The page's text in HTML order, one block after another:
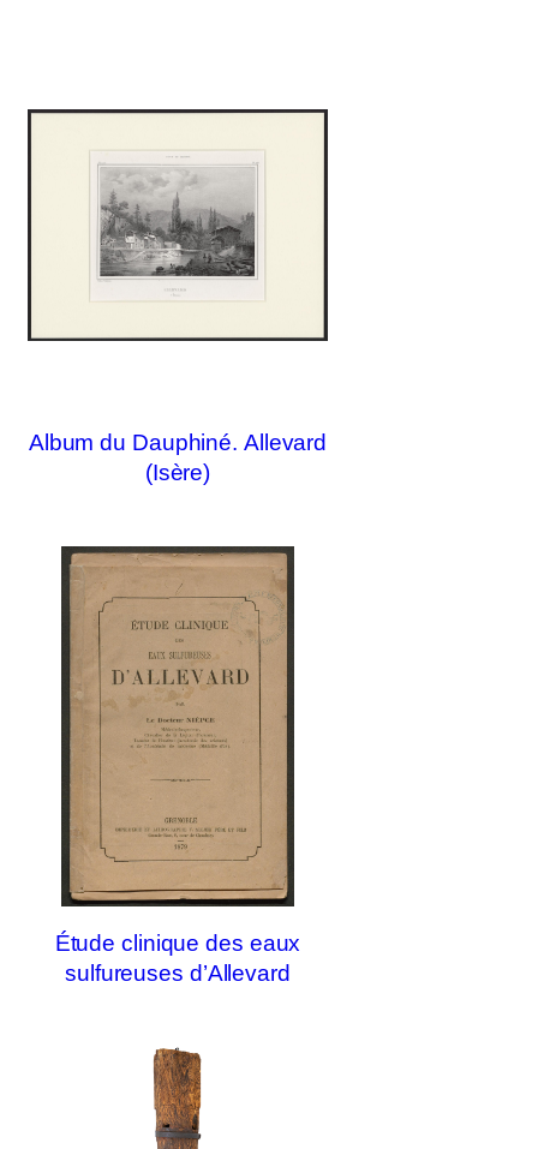
Album du Dauphiné. Allevard
(Isère)
Étude clinique des eaux
sulfureuses d’Allevard